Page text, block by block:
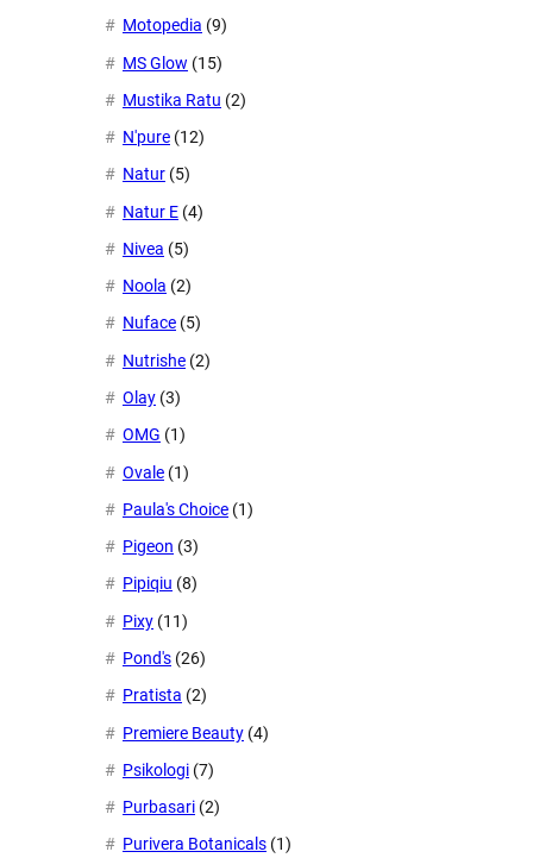
Motopedia (9)
MS Glow (15)
Mustika Ratu (2)
N'pure (12)
Natur (5)
Natur E (4)
Nivea (5)
Noola (2)
Nuface (5)
Nutrishe (2)
Olay (3)
OMG (1)
Ovale (1)
Paula's Choice (1)
Pigeon (3)
Pipiqiu (8)
Pixy (11)
Pond's (26)
Pratista (2)
Premiere Beauty (4)
Psikologi (7)
Purbasari (2)
Purivera Botanicals (1)